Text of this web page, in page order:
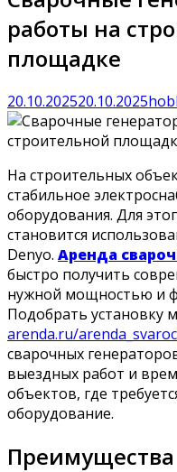
работы на
площадке
20.10.202520.10.2025
На строительных
стабильное
оборудования. Для
становится
Denyo. Аренда
быстро получить
нужной мощностью и
Подобрать установку
arenda.ru/
сварочных
выездных работ и
объектов, где
оборудование.
Преимущества